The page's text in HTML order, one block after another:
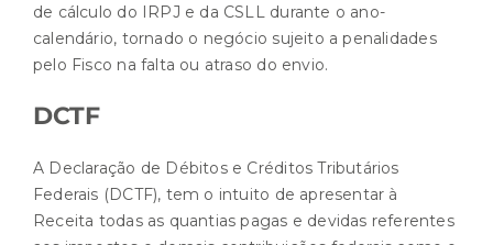
de cálculo do IRPJ e da CSLL durante o ano-
calendário, tornado o negócio sujeito a penalidades
pelo Fisco na falta ou atraso do envio.
DCTF
A Declaração de Débitos e Créditos Tributários
Federais (DCTF), tem o intuito de apresentar à
Receita todas as quantias pagas e devidas referentes